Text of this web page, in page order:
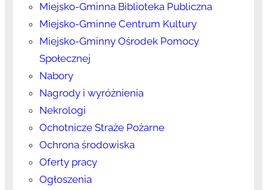
Miejsko-Gminna Biblioteka Publiczna
Miejsko-Gminne Centrum Kultury
Miejsko-Gminny Ośrodek Pomocy
Społecznej
Nabory
Nagrody i wyróżnienia
Nekrologi
Ochotnicze Straże Pożarne
Ochrona środowiska
Oferty pracy
Ogłoszenia